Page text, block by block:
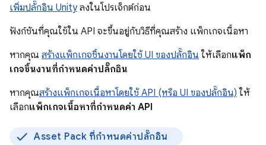
เพิ่มปลั๊กอิน Unityลงในโปรเจ็กต์ก่อน
ฟังก์ชันที่คุณใช้ใน API จะขึ้นอยู่กับวิธีที่คุณสร้าง แพ็กเกจเนื้อหา
หากคุณ สร้างแพ็กเกจชิ้นงานโดยใช้ UI ของปลั๊กอิน ให้เลือกแพ็ก
เกจชิ้นงานที่กำหนดค่าปลั๊กอิน
หากคุณสร้างแพ็กเกจเนื้อหาโดยใช้ API (หรือ UI ของปลั๊กอิน) ให้
เลือกแพ็กเกจเนื้อหาที่กำหนดค่า API
Asset Pack ที่กำหนดค่าปลั๊กอิน